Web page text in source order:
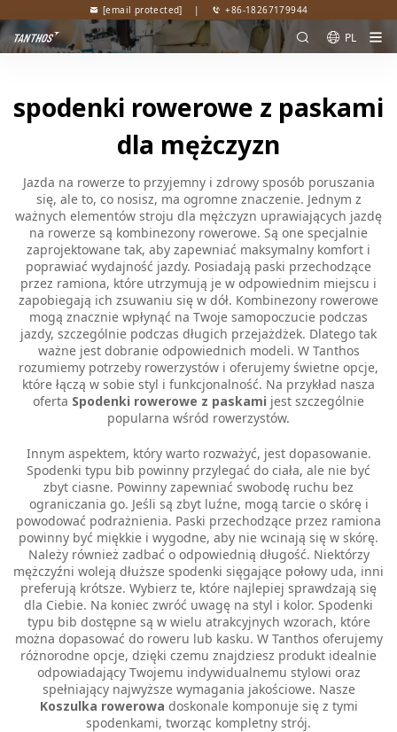
[email protected] | +86-18267179944
PL
spodenki rowerowe z paskami
dla mężczyzn
Jazda na rowerze to przyjemny i zdrowy sposób poruszania
się, ale to, co nosisz, ma ogromne znaczenie. Jednym z
ważnych elementów stroju dla mężczyzn uprawiających jazdę
na rowerze są kombinezony rowerowe. Są one specjalnie
zaprojektowane tak, aby zapewniać maksymalny komfort i
poprawiać wydajność jazdy. Posiadają paski przechodzące
przez ramiona, które utrzymują je w odpowiednim miejscu i
zapobiegają ich zsuwaniu się w dół. Kombinezony rowerowe
mogą znacznie wpłynąć na Twoje samopoczucie podczas
jazdy, szczególnie podczas długich przejażdżek. Dlatego tak
ważne jest dobranie odpowiednich modeli. W Tanthos
rozumiemy potrzeby rowerzystów i oferujemy świetne opcje,
które łączą w sobie styl i funkcjonalność. Na przykład nasza
oferta Spodenki rowerowe z paskami jest szczególnie
popularna wśród rowerzystów.
Innym aspektem, który warto rozważyć, jest dopasowanie.
Spodenki typu bib powinny przylegać do ciała, ale nie być
zbyt ciasne. Powinny zapewniać swobodę ruchu bez
ograniczania go. Jeśli są zbyt luźne, mogą tarcie o skórę i
powodować podrażnienia. Paski przechodzące przez ramiona
powinny być miękkie i wygodne, aby nie wcinają się w skórę.
Należy również zadbać o odpowiednią długość. Niektórzy
mężczyźni woleją dłuższe spodenki sięgające połowy uda, inni
preferują krótsze. Wybierz te, które najlepiej sprawdzają się
dla Ciebie. Na koniec zwróć uwagę na styl i kolor. Spodenki
typu bib dostępne są w wielu atrakcyjnych wzorach, które
można dopasować do roweru lub kasku. W Tanthos oferujemy
różnorodne opcje, dzięki czemu znajdziesz produkt idealnie
odpowiadający Twojemu indywidualnemu stylowi oraz
spełniający najwyższe wymagania jakościowe. Nasze
Koszulka rowerowa doskonale komponuje się z tymi
spodenkami, tworząc kompletny strój.